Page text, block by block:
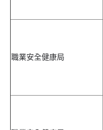
職業安全健康局